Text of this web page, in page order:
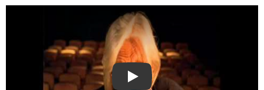
Watch on YouTube